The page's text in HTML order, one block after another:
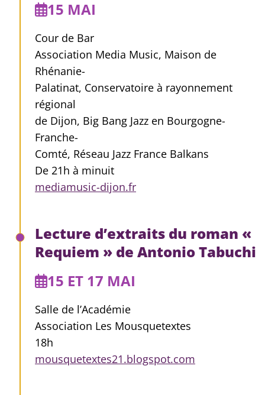
15 MAI
Cour de Bar
Association Media Music, Maison de
Rhénanie-
Palatinat, Conservatoire à rayonnement
régional
de Dijon, Big Bang Jazz en Bourgogne-
Franche-
Comté, Réseau Jazz France Balkans
De 21h à minuit
mediamusic-dijon.fr
Lecture d’extraits du roman «
Requiem » de Antonio Tabuchi
15 ET 17 MAI
Salle de l’Académie
Association Les Mousquetextes
18h
mousquetextes21.blogspot.com